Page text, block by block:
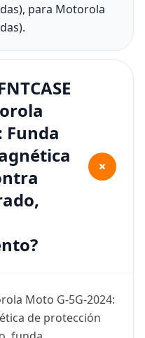
para Motorola
Funda
+
Moto G-5G-2024:
de protección